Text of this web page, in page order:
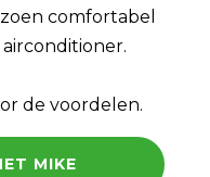
comfortabel
de voordelen.
MIKE